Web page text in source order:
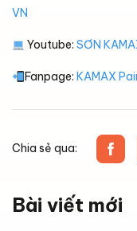
VN
Youtube: SƠN
Fanpage: KAMAX
Chia sẻ qua:
Bài viết mới